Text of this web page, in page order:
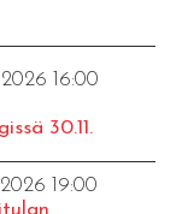
16:00
30.11.
19:00